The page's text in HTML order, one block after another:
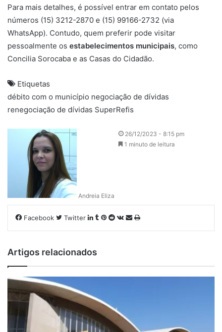
Para mais detalhes, é possível entrar em contato pelos
números (15) 3212-2870 e (15) 99166-2732 (via
WhatsApp). Contudo, quem preferir pode visitar
pessoalmente os estabelecimentos municipais, como
Concilia Sorocaba e as Casas do Cidadão.
Etiquetas
débito com o município negociação de dívidas
renegociação de dívidas SuperRefis
Andreia Eliza
26/12/2023 - 8:15 pm
1 minuto de leitura
Facebook Twitter Linkedin
Tumblr
Pinterest
Reddit
VK Compartilhar
Imprimir
Artigos relacionados